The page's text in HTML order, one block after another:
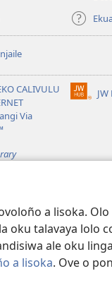
a lisoka. Olo
oku talavaya lolo
ale oku
a lisoka. Ove o
CALIVULU
Via
(yikula